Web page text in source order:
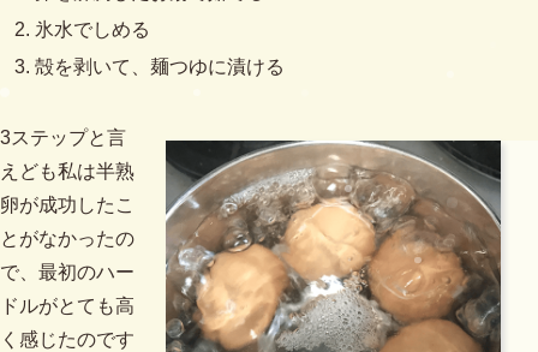
氷水でしめる
殻を剥いて、麺つゆに漬ける
3ステップと言
えども私は半熟
卵が成功したこ
とがなかったの
で、最初のハー
ドルがとても高
く感じたのです